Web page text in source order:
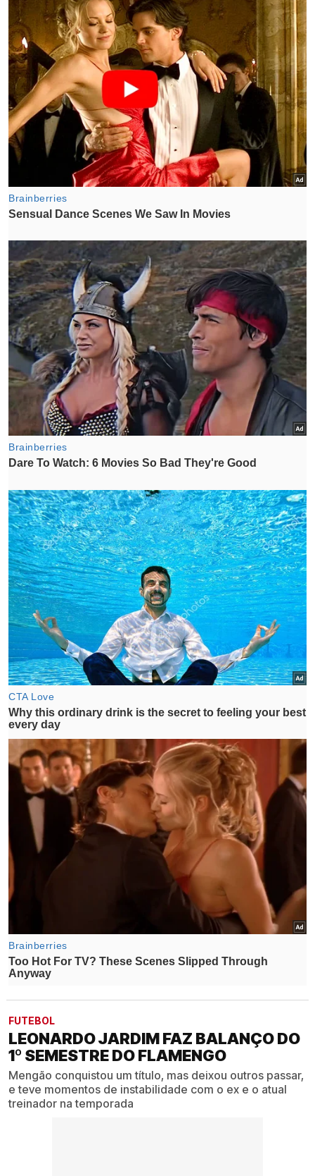
FUTEBOL
LEONARDO JARDIM FAZ BALANÇO DO
1º SEMESTRE DO FLAMENGO
Mengão conquistou um título, mas deixou outros passar,
e teve momentos de instabilidade com o ex e o atual
treinador na temporada